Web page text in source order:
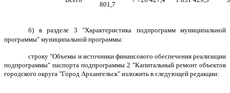
801,7
б) в разделе 3 "Характеристика подпрограмм муниципальной
программы" муниципальной программы:
строку "Объемы и источники финансового обеспечения реализации
подпрограммы" паспорта подпрограммы 2 "Капитальный ремонт объектов
городского округа "Город Архангельск" изложить в следующей редакции: